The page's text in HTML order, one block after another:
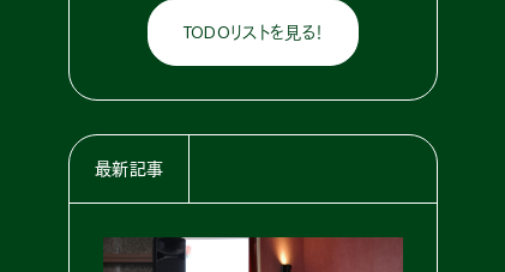
TODOリストを見る！
最新記事